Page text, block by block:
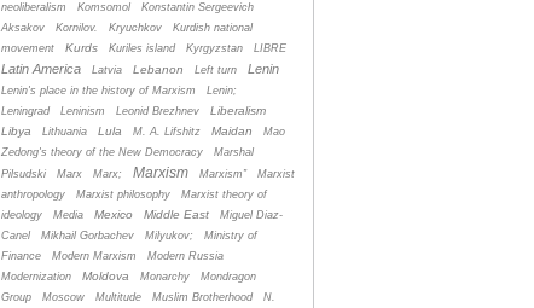
neoliberalism
Komsomol
Konstantin Sergeevich
Aksakov
Kornilov. Kryuchkov
Kurdish national
movement
Kurds Kuriles island Kyrgyzstan LIBRE
Latin America Latvia Lebanon Left turn Lenin
Lenin's place in the history of Marxism
Lenin;
Leningrad
Leninism Leonid Brezhnev
Liberalism
Libya
Lithuania Lula M. A. Lifshitz Maidan
Mao
Zedong's theory of the New Democracy
Marshal
Pilsudski
Marx Marx; Marxism Marxism”
Marxist
anthropology
Marxist philosophy
Marxist theory of
ideology
Media Mexico Middle East
Miguel Diaz-
Canel
Mikhail Gorbachev Milyukov;
Ministry of
Finance
Modern Marxism
Modern Russia
Modernization
Moldova Monarchy
Mondragon
Group
Moscow Multitude Muslim Brotherhood
N.